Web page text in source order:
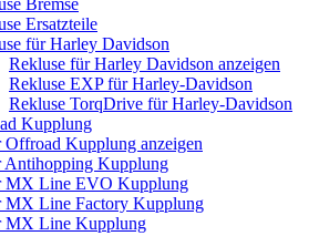
Ersatzteile
für Harley Davidson
Rekluse für Harley Davidson anzeigen
Rekluse EXP für Harley-Davidson
Rekluse TorqDrive für Harley-Davidson
Kupplung
Offroad Kupplung anzeigen
Antihopping Kupplung
MX Line EVO Kupplung
MX Line Factory Kupplung
MX Line Kupplung